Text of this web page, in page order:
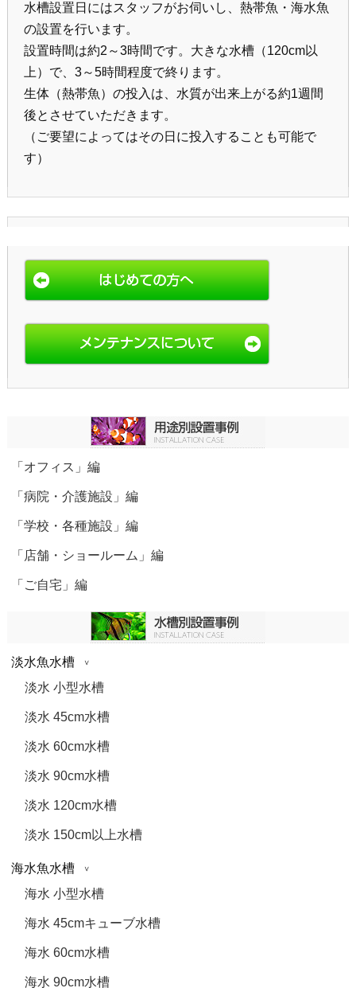
水槽設置日にはスタッフがお伺いし、熱帯魚・海水魚
の設置を行います。
設置時間は約2～3時間です。大きな水槽（120cm以
上）で、3～5時間程度で終ります。
生体（熱帯魚）の投入は、水質が出来上がる約1週間
後とさせていただきます。
（ご要望によってはその日に投入することも可能で
す）
「オフィス」編
「病院・介護施設」編
「学校・各種施設」編
「店舗・ショールーム」編
「ご自宅」編
淡水魚水槽
淡水 小型水槽
淡水 45cm水槽
淡水 60cm水槽
淡水 90cm水槽
淡水 120cm水槽
淡水 150cm以上水槽
海水魚水槽
海水 小型水槽
海水 45cmキューブ水槽
海水 60cm水槽
海水 90cm水槽